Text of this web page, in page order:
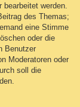
bearbeitet werden.
des Themas;
eine Stimme
oder die
Benutzer
Moderatoren oder
soll die